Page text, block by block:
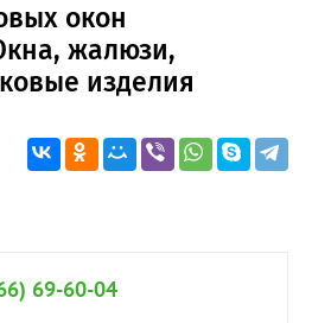
окон
жалюзи,
изделия
69-60-04